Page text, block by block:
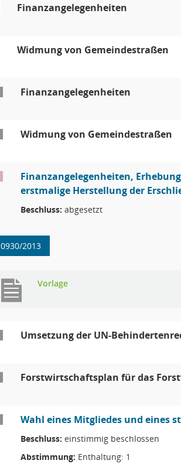
Finanzangelegenheiten
Widmung von Gemeindestraßen
Finanzangelegenheiten
Widmung von Gemeindestraßen
Finanzangelegenheiten,
erstmalige Herstellung der
Beschluss: abgesetzt
0930/2013
Vorlage
Umsetzung der UN-
Forstwirtschaftsplan für das
Wahl eines Mitgliedes und eines
Beschluss: einstimmig beschlossen
Abstimmung: Enthaltung: 1